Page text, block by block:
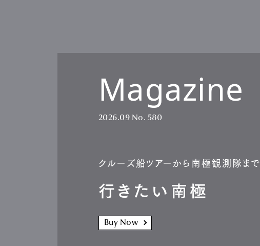
Magazine
2026.09 No. 580
クルーズ船ツアーから南極観測隊まで
行きたい南極
Buy Now